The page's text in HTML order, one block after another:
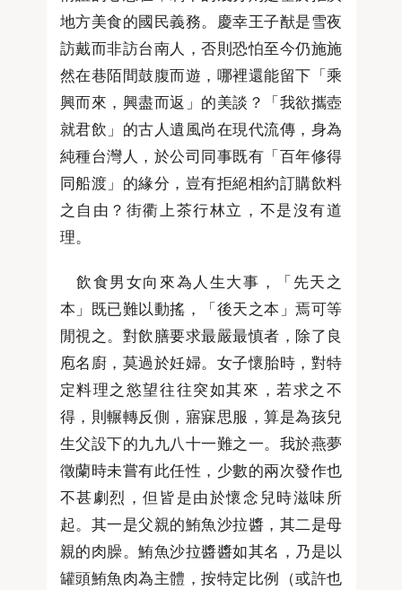
地方美食的國民義務。慶幸王子猷是雪夜
訪戴而非訪台南人，否則恐怕至今仍施施
然在巷陌間鼓腹而遊，哪裡還能留下「乘
興而來，興盡而返」的美談？「我欲攜壺
就君飲」的古人遺風尚在現代流傳，身為
純種台灣人，於公司同事既有「百年修得
同船渡」的緣分，豈有拒絕相約訂購飲料
之自由？街衢上茶行林立，不是沒有道
理。
飲食男女向來為人生大事，「先天之
本」既已難以動搖，「後天之本」焉可等
閒視之。對飲膳要求最嚴最慎者，除了良
庖名廚，莫過於妊婦。女子懷胎時，對特
定料理之慾望往往突如其來，若求之不
得，則輾轉反側，寤寐思服，算是為孩兒
生父設下的九九八十一難之一。我於燕夢
徵蘭時未嘗有此任性，少數的兩次發作也
不甚劇烈，但皆是由於懷念兒時滋味所
起。其一是父親的鮪魚沙拉醬，其二是母
親的肉臊。鮪魚沙拉醬醬如其名，乃是以
罐頭鮪魚肉為主體，按特定比例（或許也